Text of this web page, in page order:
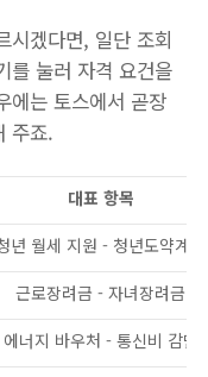
시겠다면, 일단 조회
를 눌러 자격 요건을
에는 토스에서 곧장
주죠.
대표 항목
년 월세 지원 - 청년도약계좌
근로장려금 - 자녀장려금
에너지 바우처 - 통신비 감면